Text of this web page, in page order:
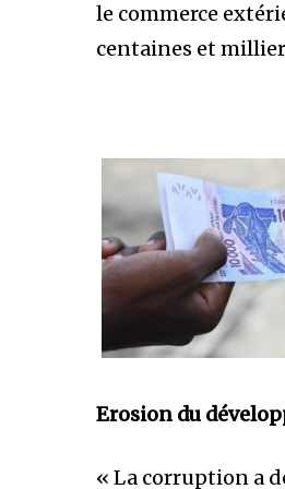
le commerce
centaines et
Erosion du
« La corruption a